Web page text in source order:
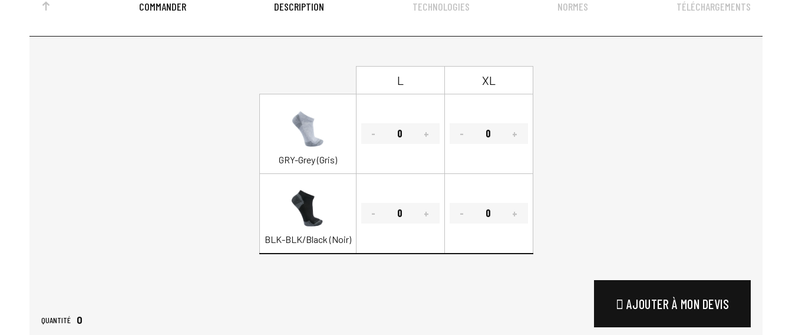
COMMANDER DESCRIPTION TECHNOLOGIES NORMES TÉLÉCHARGEMENTS
L XL
GRY-Grey (Gris)
BLK-BLK/Black (Noir)
QUANTITÉ 0
AJOUTER À MON DEVIS